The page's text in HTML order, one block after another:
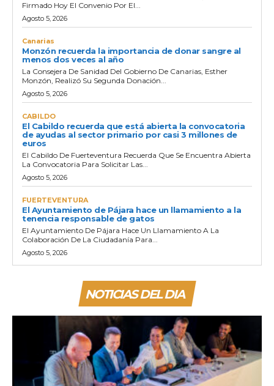
Firmado Hoy El Convenio Por El...
Agosto 5, 2026
Canarias
Monzón recuerda la importancia de donar sangre al
menos dos veces al año
La Consejera De Sanidad Del Gobierno De Canarias, Esther
Monzón, Realizó Su Segunda Donación...
Agosto 5, 2026
CABILDO
El Cabildo recuerda que está abierta la convocatoria
de ayudas al sector primario por casi 3 millones de
euros
El Cabildo De Fuerteventura Recuerda Que Se Encuentra Abierta
La Convocatoria Para Solicitar Las...
Agosto 5, 2026
FUERTEVENTURA
El Ayuntamiento de Pájara hace un llamamiento a la
tenencia responsable de gatos
El Ayuntamiento De Pájara Hace Un Llamamiento A La
Colaboración De La Ciudadanía Para...
Agosto 5, 2026
NOTICIAS DEL DIA